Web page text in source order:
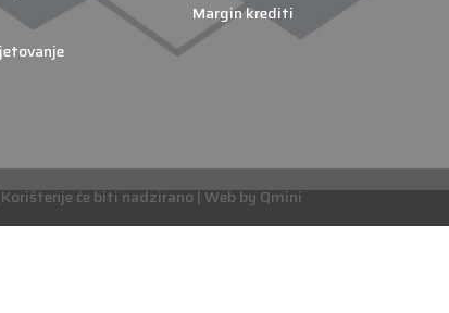
Margin krediti
će biti nadzirano | Web by Qmini